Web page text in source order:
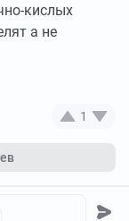
кислых
а не
1